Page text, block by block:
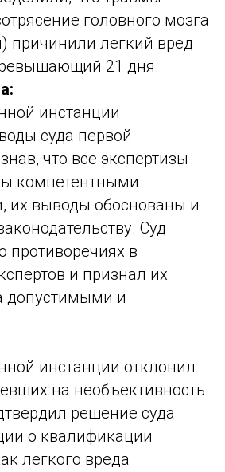
головного мозга
причинили легкий вред
21 дня.
инстанции
суда первой
что все экспертизы
компетентными
их выводы обоснованы и
Суд
противоречиях в
и признал их
допустимыми и
инстанции отклонил
на необъективность
решение суда
о квалификации
легкого вреда